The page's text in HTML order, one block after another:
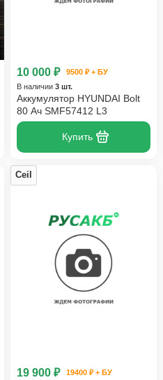
10 000 ₽
9500 ₽ + БУ
В наличии 3 шт.
Аккумулятор HYUNDAI Bolt
80 Ач SMF57412 L3
Купить
Ceil
19 900 ₽
19400 ₽ + БУ